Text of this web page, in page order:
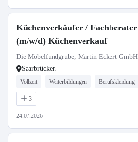
Küchenverkäufer / Fachberater
(m/w/d) Küchenverkauf
Die Möbelfundgrube, Martin Eckert GmbH
Saarbrücken
Vollzeit Weiterbildungen Berufskleidung
3
24.07.2026